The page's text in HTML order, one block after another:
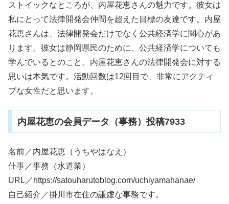
ストイックなところが、内屋花恵さんの魅力です。彼女は
私にとって法律開発会仲間を超えた目標の友達です。内屋
花恵さんは、法律開発会だけでなく公共経済学に関心があ
ります。彼女は静岡県民のために、公共経済学についても
学んでいるとのこと。内屋花恵さんの法律開発会に対する
思いは本気です。活動回数は12回目で、非常にアクティ
ブな女性だと思います。
内屋花恵の会員データ（事務）投稿7933
名前／内屋花恵（うちやはなえ）
仕事／事務（水道業）
URL／https://satouharutoblog.com/uchiyamahanae/
自己紹介／掛川市在住の謙虚な事務です。